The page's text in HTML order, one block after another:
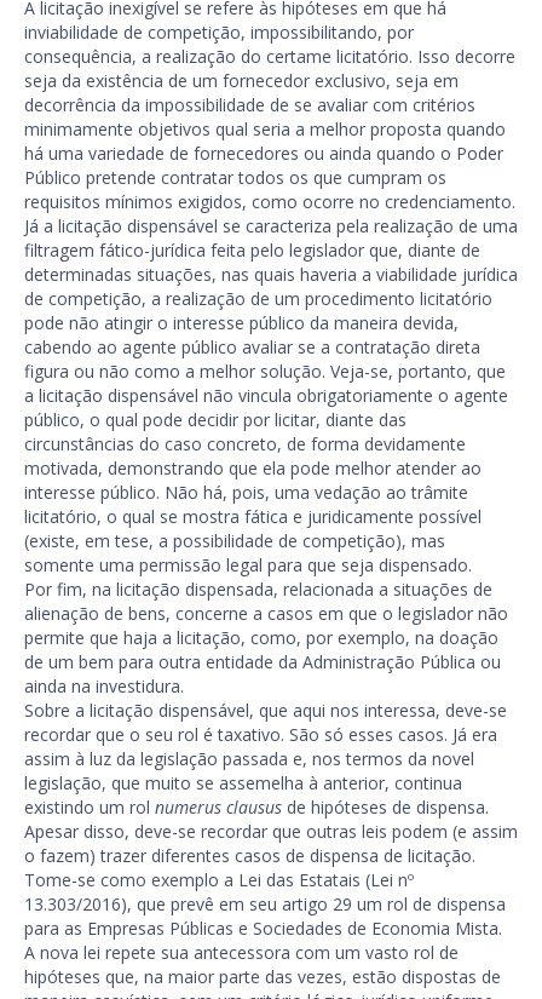
A licitação inexigível se refere às hipóteses em que há
inviabilidade de competição, impossibilitando, por
consequência, a realização do certame licitatório. Isso decorre
seja da existência de um fornecedor exclusivo, seja em
decorrência da impossibilidade de se avaliar com critérios
minimamente objetivos qual seria a melhor proposta quando
há uma variedade de fornecedores ou ainda quando o Poder
Público pretende contratar todos os que cumpram os
requisitos mínimos exigidos, como ocorre no credenciamento.
Já a licitação dispensável se caracteriza pela realização de uma
filtragem fático-jurídica feita pelo legislador que, diante de
determinadas situações, nas quais haveria a viabilidade jurídica
de competição, a realização de um procedimento licitatório
pode não atingir o interesse público da maneira devida,
cabendo ao agente público avaliar se a contratação direta
figura ou não como a melhor solução. Veja-se, portanto, que
a licitação dispensável não vincula obrigatoriamente o agente
público, o qual pode decidir por licitar, diante das
circunstâncias do caso concreto, de forma devidamente
motivada, demonstrando que ela pode melhor atender ao
interesse público. Não há, pois, uma vedação ao trâmite
licitatório, o qual se mostra fática e juridicamente possível
(existe, em tese, a possibilidade de competição), mas
somente uma permissão legal para que seja dispensado.
Por fim, na licitação dispensada, relacionada a situações de
alienação de bens, concerne a casos em que o legislador não
permite que haja a licitação, como, por exemplo, na doação
de um bem para outra entidade da Administração Pública ou
ainda na investidura.
Sobre a licitação dispensável, que aqui nos interessa, deve-se
recordar que o seu rol é taxativo. São só esses casos. Já era
assim à luz da legislação passada e, nos termos da novel
legislação, que muito se assemelha à anterior, continua
existindo um rol numerus clausus de hipóteses de dispensa.
Apesar disso, deve-se recordar que outras leis podem (e assim
o fazem) trazer diferentes casos de dispensa de licitação.
Tome-se como exemplo a Lei das Estatais (Lei nº
13.303/2016), que prevê em seu artigo 29 um rol de dispensa
para as Empresas Públicas e Sociedades de Economia Mista.
A nova lei repete sua antecessora com um vasto rol de
hipóteses que, na maior parte das vezes, estão dispostas de